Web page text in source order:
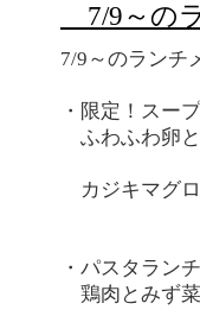
7/9～の
7/9～のランチ
・限定！スー
ふわふわ卵
カジキマグ
・パスタランチ
鶏肉とみず